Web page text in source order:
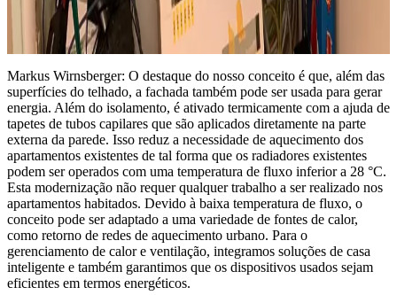
Markus Wirnsberger: O destaque do nosso conceito é que, além das
superfícies do telhado, a fachada também pode ser usada para gerar
energia. Além do isolamento, é ativado termicamente com a ajuda de
tapetes de tubos capilares que são aplicados diretamente na parte
externa da parede. Isso reduz a necessidade de aquecimento dos
apartamentos existentes de tal forma que os radiadores existentes
podem ser operados com uma temperatura de fluxo inferior a 28 °C.
Esta modernização não requer qualquer trabalho a ser realizado nos
apartamentos habitados. Devido à baixa temperatura de fluxo, o
conceito pode ser adaptado a uma variedade de fontes de calor,
como retorno de redes de aquecimento urbano. Para o
gerenciamento de calor e ventilação, integramos soluções de casa
inteligente e também garantimos que os dispositivos usados ​​sejam
eficientes em termos energéticos.